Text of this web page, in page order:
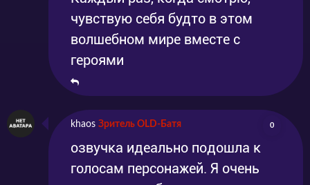
вернуть династии Мин былую славу.
чувствую себя будто в этом
волшебном мире вместе с
героями
khaos Зритель OLD-Батя 0
озвучка идеально подошла к
голосам персонажей. Я очень